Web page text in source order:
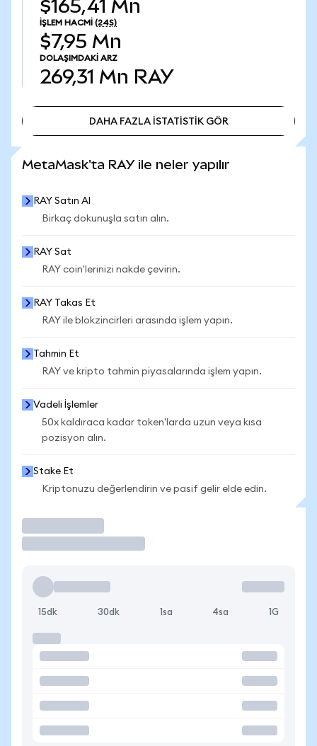
$165,41 Mn
İŞLEM HACMI (24S)
$7,95 Mn
DOLAŞIMDAKI ARZ
269,31 Mn RAY
DAHA FAZLA İSTATİSTİK GÖR
MetaMask'ta RAY ile neler yapılır
RAY Satın Al
Birkaç dokunuşla satın alın.
RAY Sat
RAY coin'lerinizi nakde çevirin.
RAY Takas Et
RAY ile blokzincirleri arasında işlem yapın.
Tahmin Et
RAY ve kripto tahmin piyasalarında işlem yapın.
Vadeli İşlemler
50x kaldıraca kadar token'larda uzun veya kısa
pozisyon alın.
Stake Et
Kriptonuzu değerlendirin ve pasif gelir elde edin.
15dk 30dk 1sa 4sa 1G